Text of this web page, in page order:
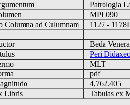
Patrologia
MPL090
Columna ad Culumnam
1127 -
Beda
Peri
MLT
pdf
Libris
Tabulas ex